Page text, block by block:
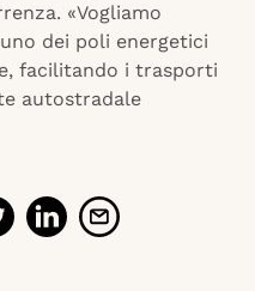
«Vogliamo
dei poli energetici
facilitando i trasporti
autostradale